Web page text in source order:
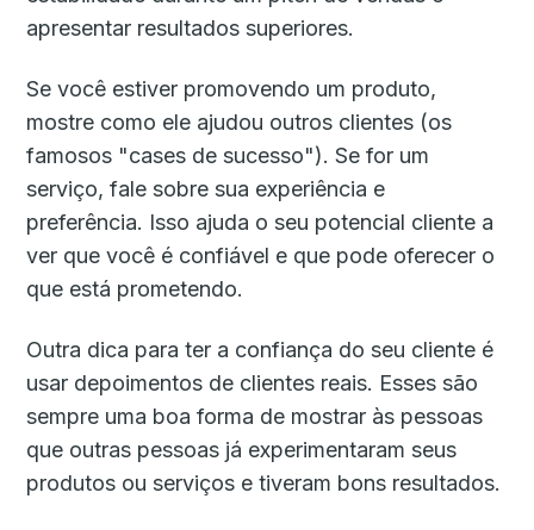
apresentar resultados superiores.
Se você estiver promovendo um produto,
mostre como ele ajudou outros clientes (os
famosos "cases de sucesso"). Se for um
serviço, fale sobre sua experiência e
preferência. Isso ajuda o seu potencial cliente a
ver que você é confiável e que pode oferecer o
que está prometendo.
Outra dica para ter a confiança do seu cliente é
usar depoimentos de clientes reais. Esses são
sempre uma boa forma de mostrar às pessoas
que outras pessoas já experimentaram seus
produtos ou serviços e tiveram bons resultados.